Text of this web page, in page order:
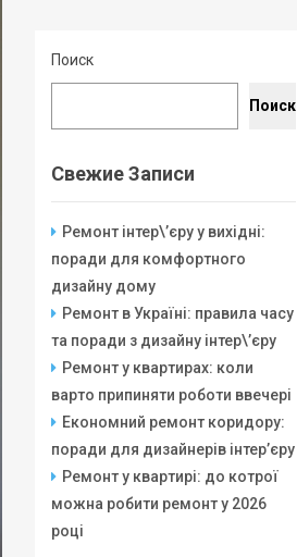
Поиск
Поиск
Свежие Записи
Ремонт інтер\’єру у вихідні:
поради для комфортного
дизайну дому
Ремонт в Україні: правила часу
та поради з дизайну інтер\’єру
Ремонт у квартирах: коли
варто припиняти роботи ввечері
Економний ремонт коридору:
поради для дизайнерів інтер’єру
Ремонт у квартирі: до котрої
можна робити ремонт у 2026
році